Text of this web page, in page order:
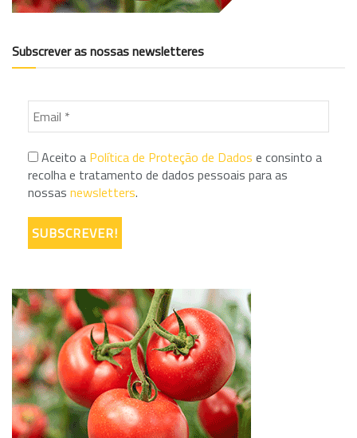
Subscrever as nossas newsletteres
Aceito a Política de Proteção de Dados e consinto a
recolha e tratamento de dados pessoais para as
nossas newsletters.